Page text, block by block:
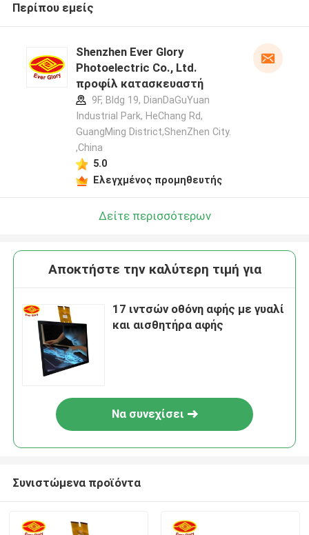
Περίπου εμείς
Shenzhen Ever Glory
Photoelectric Co., Ltd.
προφίλ κατασκευαστή
9F, Bldg 19, DianDaGuYuan
Industrial Park, HeChang Rd,
GuangMing District,ShenZhen City.
,China
5.0
Ελεγχμένος προμηθευτής
Δείτε περισσότερων
Αποκτήστε την καλύτερη τιμή για
17 ιντσών οθόνη αφής με γυαλί
και αισθητήρα αφής
Να συνεχίσει
Συνιστώμενα προϊόντα